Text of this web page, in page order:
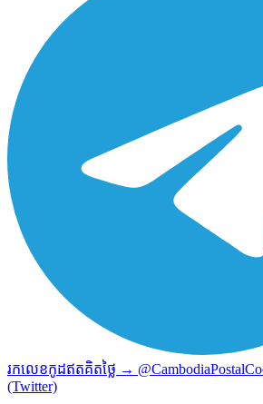
រកលេខកូដឥតគិតថ្លៃ →
(Twitter)